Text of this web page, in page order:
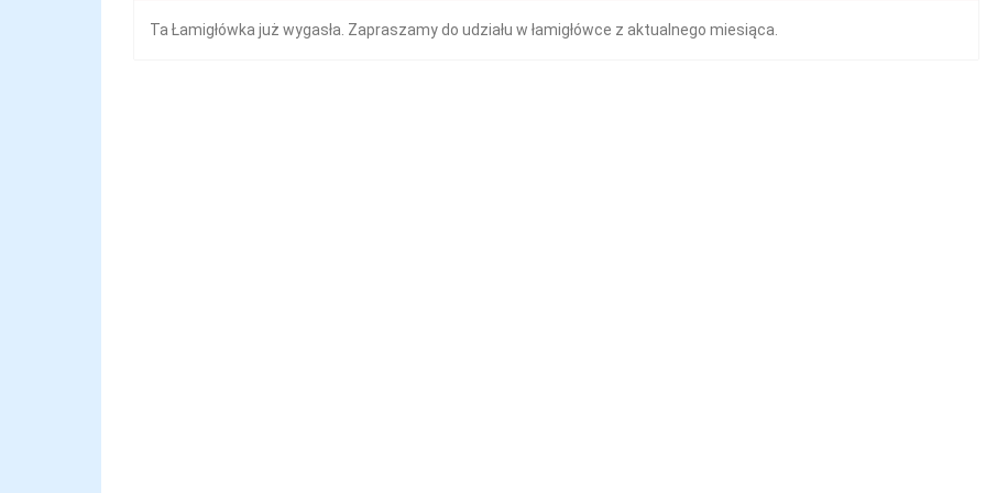
Ta Łamigłówka już wygasła. Zapraszamy do udziału w łamigłówce z aktualnego miesiąca.